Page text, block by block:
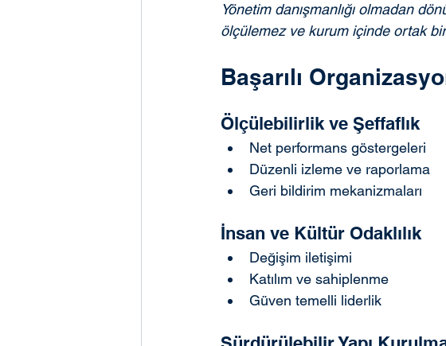
Yönetim danışmanlığı olmadan
ölçülemez ve kurum içinde ortak
Başarılı
Ölçülebilirlik ve Şeffaflık
Net performans göstergeleri
Düzenli izleme ve raporlama
Geri bildirim mekanizmaları
İnsan ve Kültür Odaklılık
Değişim iletişimi
Katılım ve sahiplenme
Güven temelli liderlik